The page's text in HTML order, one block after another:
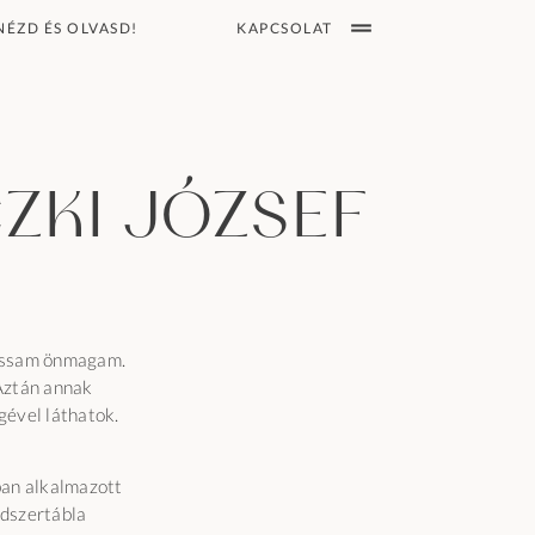
ÉS OLVASD!
KAPCSOLAT
József
önmagam.
annak
láthatok.
alkalmazott